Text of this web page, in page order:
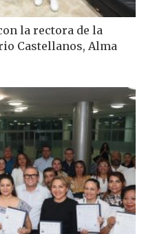
la rectora de la
Castellanos, Alma